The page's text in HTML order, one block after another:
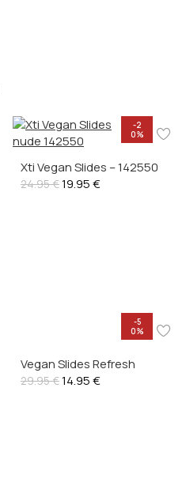
-2
0%
Xti Vegan Slides – 142550
24.95€19.95€
-5
0%
Vegan Slides Refresh
29.95€14.95€